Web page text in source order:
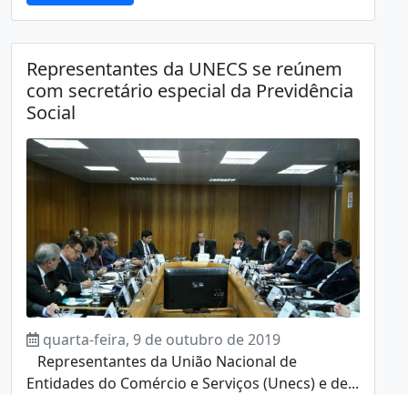
Representantes da UNECS se reúnem
com secretário especial da Previdência
Social
quarta-feira, 9 de outubro de 2019
Representantes da União Nacional de
Entidades do Comércio e Serviços (Unecs) e de...